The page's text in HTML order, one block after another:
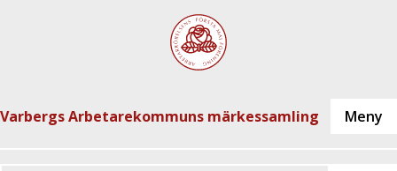
Varbergs Arbetarekommuns märkessamling